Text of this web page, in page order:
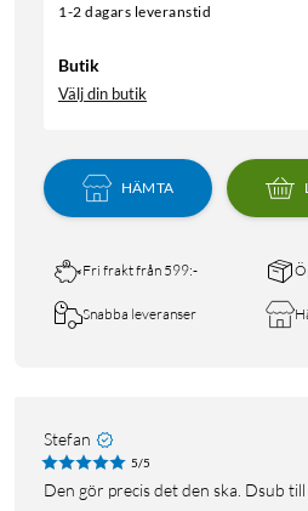
1-2 dagars leveranstid
Butik
Välj din butik
HÄMTA
Fri frakt från 599:-
Snabba leveranser
Stefan
5/5
Den gör precis det den ska. Dsub till